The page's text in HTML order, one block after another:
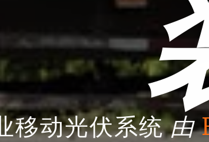
移动光伏系统由